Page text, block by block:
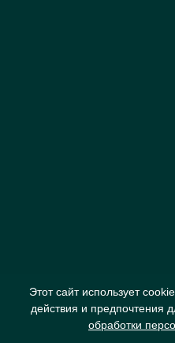
Этот сайт использует
действия и предпочтения
обработки